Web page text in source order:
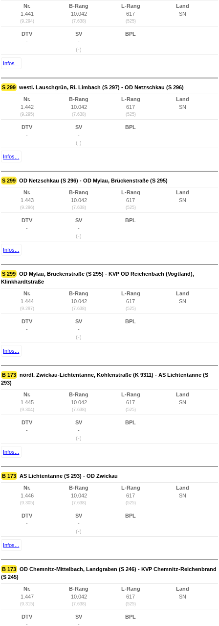
Nr.
1.441
(9.294)
B-Rang
10.042
(7.638)
L-Rang
617
(525)
Land
SN
DTV
-
SV
-
(-)
BPL
Infos...
S 299 westl. Lauschgrün, Ri. Limbach (S 297) - OD Netzschkau (S 296)
Nr.
1.442
(9.295)
B-Rang
10.042
(7.638)
L-Rang
617
(525)
Land
SN
DTV
-
SV
-
(-)
BPL
Infos...
S 299 OD Netzschkau (S 296) - OD Mylau, Brückenstraße (S 295)
Nr.
1.443
(9.296)
B-Rang
10.042
(7.638)
L-Rang
617
(525)
Land
SN
DTV
-
SV
-
(-)
BPL
Infos...
S 299 OD Mylau, Brückenstraße (S 295) - KVP OD Reichenbach (Vogtland),
Klinkhardtstraße
Nr.
1.444
(9.297)
B-Rang
10.042
(7.638)
L-Rang
617
(525)
Land
SN
DTV
-
SV
-
(-)
BPL
Infos...
B 173 nördl. Zwickau-Lichtentanne, Kohlenstraße (K 9311) - AS Lichtentanne (S
293)
Nr.
1.445
(9.304)
B-Rang
10.042
(7.638)
L-Rang
617
(525)
Land
SN
DTV
-
SV
-
(-)
BPL
Infos...
B 173 AS Lichtentanne (S 293) - OD Zwickau
Nr.
1.446
(9.305)
B-Rang
10.042
(7.638)
L-Rang
617
(525)
Land
SN
DTV
-
SV
-
(-)
BPL
Infos...
B 173 OD Chemnitz-Mittelbach, Landgraben (S 246) - KVP Chemnitz-Reichenbrand
(S 245)
Nr.
1.447
(9.315)
B-Rang
10.042
(7.638)
L-Rang
617
(525)
Land
SN
DTV
-
SV
-
BPL